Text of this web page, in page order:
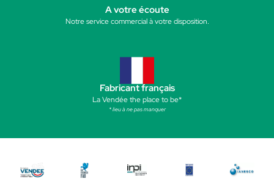
A votre écoute
Notre service commercial à votre disposition.
Fabricant français
La Vendée the place to be*
* lieu à ne pas manquer